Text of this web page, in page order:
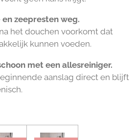
zeepresten weg.
het douchen voorkomt dat
kunnen voeden.
met een allesreiniger.
aanslag direct en blijft